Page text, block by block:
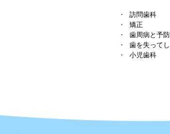
訪問歯科
矯正
歯周病と予防
歯を失って
小児歯科